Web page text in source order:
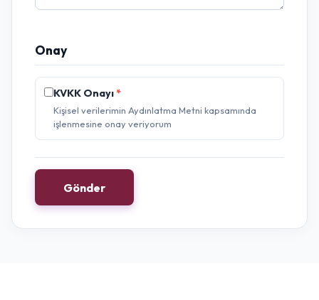
Onay
KVKK Onayı*
Kişisel verilerimin Aydınlatma Metni kapsamında
işlenmesine onay veriyorum
Gönder